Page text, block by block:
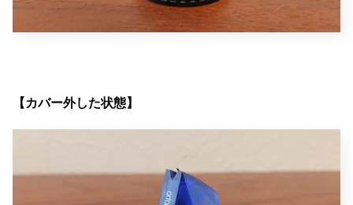
【カバー外した状態】